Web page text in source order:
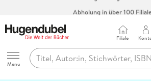
Hugendubel
Menu
Filiale